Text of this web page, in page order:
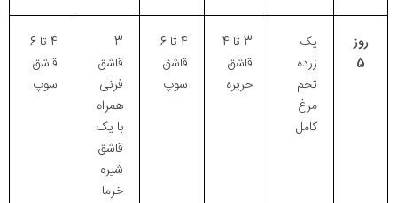
روز
5
یک
زرده
تخم
مرغ
کامل
3 تا 4
قاشق
حریره
4 تا 6
قاشق
سوپ
3
قاشق
فرنی
همراه
با یک
قاشق
شیره
خرما
4 تا 6
قاشق
سوپ